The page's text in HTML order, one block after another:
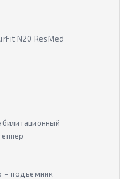
N20 ResMed
– подъемник